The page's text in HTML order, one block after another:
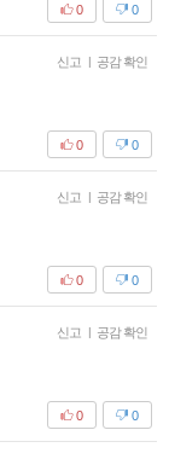
0
0
신고 | 공감 확인
0
0
신고 | 공감 확인
0
0
신고 | 공감 확인
0
0